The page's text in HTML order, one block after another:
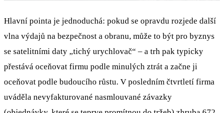
Hlavní pointa je jednoduchá: pokud se opravdu rozjede další
vlna výdajů na bezpečnost a obranu, může to být pro byznys
se satelitními daty „tichý urychlovač“ – a trh pak typicky
přestává oceňovat firmu podle minulých ztrát a začne ji
oceňovat podle budoucího růstu. V posledním čtvrtletí firma
uváděla nevyfakturované nasmlouvané závazky